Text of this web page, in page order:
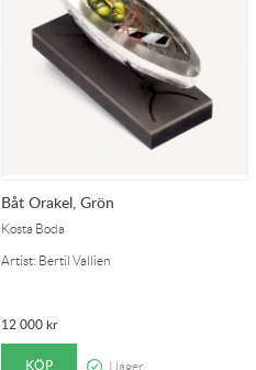
Båt Orakel, Grön
Kosta Boda
Artist: Bertil Vallien
12 000kr
KÖP I lager.